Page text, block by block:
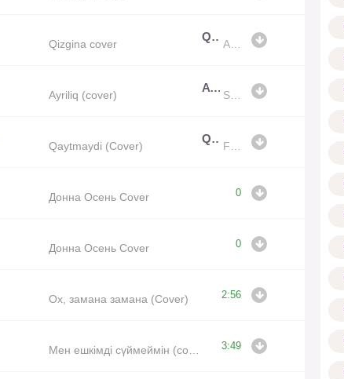
Qizgina cover
Qizgina cover
Ayriliq (cover)
Ayriliq (cover)
Qaytmaydi (Cover)
Qaytmaydi (Cover)
Донна Осень Cover 0
Донна Осень Cover 0
Ох, замана замана (Cover) 2:56
3:49